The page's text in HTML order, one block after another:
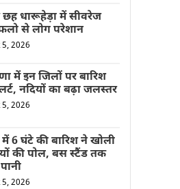
धारूहेड़ा में सीवरेज
से लोग परेशान
2026
में इन जिलों पर बारिश
नदियों का बढ़ा जलस्तर
2026
में 6 घंटे की बारिश ने खोली
की पोल, बस स्टैंड तक
2026